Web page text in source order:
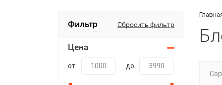
Фильтр Сбросить фильтр
Цена
от до